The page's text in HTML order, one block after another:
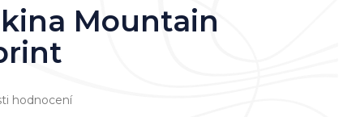
Mountain
hodnocení